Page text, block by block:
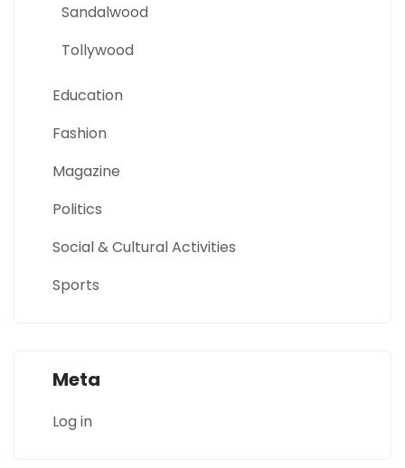
Sandalwood
Tollywood
Education
Fashion
Magazine
Politics
Social & Cultural Activities
Sports
Meta
Log in